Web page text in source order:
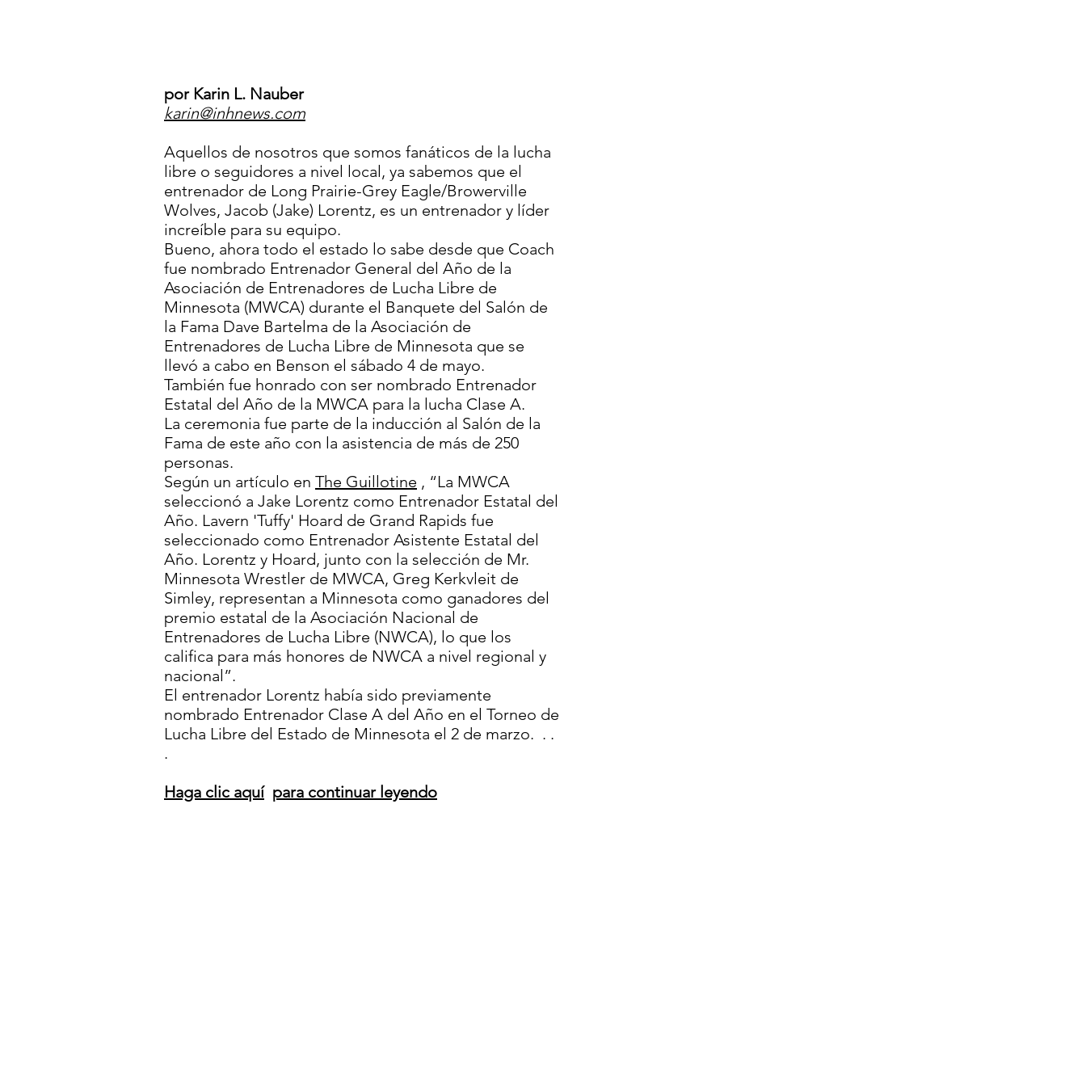
por Karin L. Nauber
karin@inhnews.com
Aquellos de nosotros que somos fanáticos de la lucha
libre o seguidores a nivel local, ya sabemos que el
entrenador de Long Prairie-Grey Eagle/Browerville
Wolves, Jacob (Jake) Lorentz, es un entrenador y líder
increíble para su equipo.
Bueno, ahora todo el estado lo sabe desde que Coach
fue nombrado Entrenador General del Año de la
Asociación de Entrenadores de Lucha Libre de
Minnesota (MWCA) durante el Banquete del Salón de
la Fama Dave Bartelma de la Asociación de
Entrenadores de Lucha Libre de Minnesota que se
llevó a cabo en Benson el sábado 4 de mayo.
También fue honrado con ser nombrado Entrenador
Estatal del Año de la MWCA para la lucha Clase A.
La ceremonia fue parte de la inducción al Salón de la
Fama de este año con la asistencia de más de 250
personas.
Según un artículo en The Guillotine , “La MWCA
seleccionó a Jake Lorentz como Entrenador Estatal del
Año. Lavern 'Tuffy' Hoard de Grand Rapids fue
seleccionado como Entrenador Asistente Estatal del
Año. Lorentz y Hoard, junto con la selección de Mr.
Minnesota Wrestler de MWCA, Greg Kerkvleit de
Simley, representan a Minnesota como ganadores del
premio estatal de la Asociación Nacional de
Entrenadores de Lucha Libre (NWCA), lo que los
califica para más honores de NWCA a nivel regional y
nacional”.
El entrenador Lorentz había sido previamente
nombrado Entrenador Clase A del Año en el Torneo de
Lucha Libre del Estado de Minnesota el 2 de marzo. . .
.
Haga clic aquí para continuar leyendo